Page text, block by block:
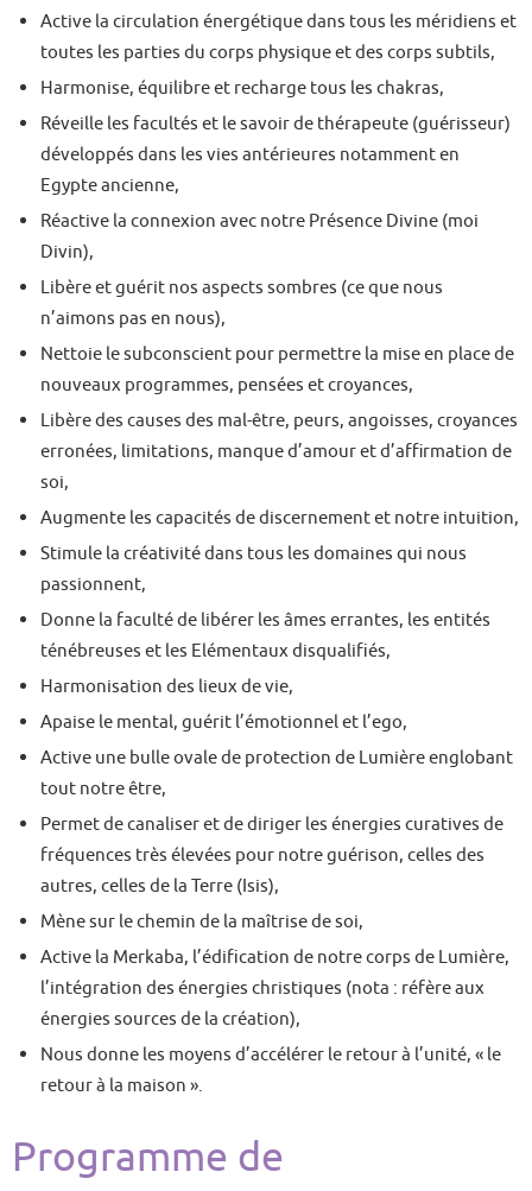
Active la circulation énergétique dans tous les méridiens et
toutes les parties du corps physique et des corps subtils,
Harmonise, équilibre et recharge tous les chakras,
Réveille les facultés et le savoir de thérapeute (guérisseur)
développés dans les vies antérieures notamment en
Egypte ancienne,
Réactive la connexion avec notre Présence Divine (moi
Divin),
Libère et guérit nos aspects sombres (ce que nous
n’aimons pas en nous),
Nettoie le subconscient pour permettre la mise en place de
nouveaux programmes, pensées et croyances,
Libère des causes des mal-être, peurs, angoisses, croyances
erronées, limitations, manque d’amour et d’affirmation de
soi,
Augmente les capacités de discernement et notre intuition,
Stimule la créativité dans tous les domaines qui nous
passionnent,
Donne la faculté de libérer les âmes errantes, les entités
ténébreuses et les Elémentaux disqualifiés,
Harmonisation des lieux de vie,
Apaise le mental, guérit l’émotionnel et l’ego,
Active une bulle ovale de protection de Lumière englobant
tout notre être,
Permet de canaliser et de diriger les énergies curatives de
fréquences très élevées pour notre guérison, celles des
autres, celles de la Terre (Isis),
Mène sur le chemin de la maîtrise de soi,
Active la Merkaba, l’édification de notre corps de Lumière,
l’intégration des énergies christiques (nota : réfère aux
énergies sources de la création),
Nous donne les moyens d’accélérer le retour à l’unité, « le
retour à la maison ».
Programme de